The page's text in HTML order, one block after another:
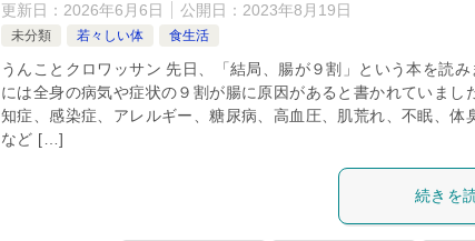
更新日： 2026年6月6日 公開日： 2023年8月19日
未分類 若々しい体 食生活
うんことクロワッサン 先日、「結局、腸が９割」という本を読み
には全身の病気や症状の９割が腸に原因があると書かれていまし
知症、感染症、アレルギー、糖尿病、高血圧、肌荒れ、不眠、体
など […]
続きを